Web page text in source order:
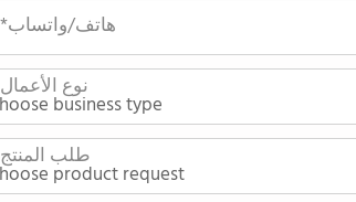
*هاتف/واتساب
نوع الأعمال
طلب المنتج